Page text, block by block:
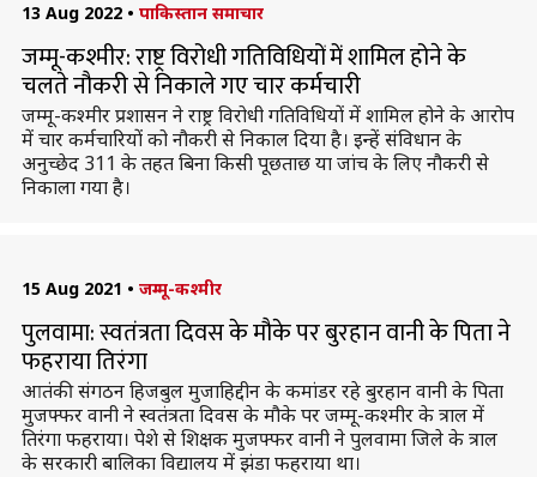
13 Aug 2022 • पाकिस्तान समाचार
जम्मू-कश्मीर: राष्ट्र विरोधी गतिविधियों में शामिल होने के
चलते नौकरी से निकाले गए चार कर्मचारी
जम्मू-कश्मीर प्रशासन ने राष्ट्र विरोधी गतिविधियों में शामिल होने के आरोप
में चार कर्मचारियों को नौकरी से निकाल दिया है। इन्हें संविधान के
अनुच्छेद 311 के तहत बिना किसी पूछताछ या जांच के लिए नौकरी से
निकाला गया है।
15 Aug 2021 • जम्मू-कश्मीर
पुलवामा: स्वतंत्रता दिवस के मौके पर बुरहान वानी के पिता ने
फहराया तिरंगा
आतंकी संगठन हिजबुल मुजाहिद्दीन के कमांडर रहे बुरहान वानी के पिता
मुजफ्फर वानी ने स्वतंत्रता दिवस के मौके पर जम्मू-कश्मीर के त्राल में
तिरंगा फहराया। पेशे से शिक्षक मुजफ्फर वानी ने पुलवामा जिले के त्राल
के सरकारी बालिका विद्यालय में झंडा फहराया था।